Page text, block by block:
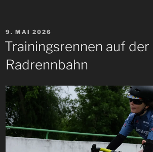
VERÖFFENTLICHT
AM
9. MAI 2026
Trainingsrennen auf
Radrennbahn